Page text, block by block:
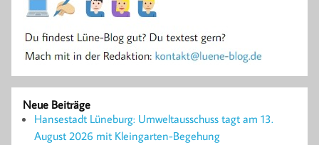
Neue Beiträge
Hansestadt Lüneburg: Umweltausschuss tagt am 13.
August 2026 mit Kleingarten-Begehung